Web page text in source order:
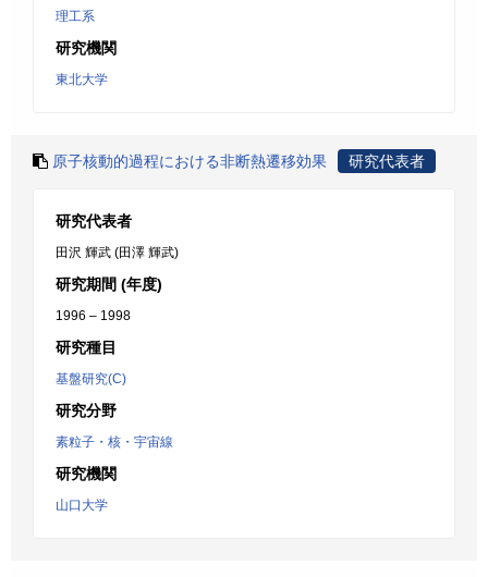
理工系
研究機関
東北大学
原子核動的過程における非断熱遷移効果 研究代表者
研究代表者
田沢 輝武 (田澤 輝武)
研究期間 (年度)
1996 – 1998
研究種目
基盤研究(C)
研究分野
素粒子・核・宇宙線
研究機関
山口大学